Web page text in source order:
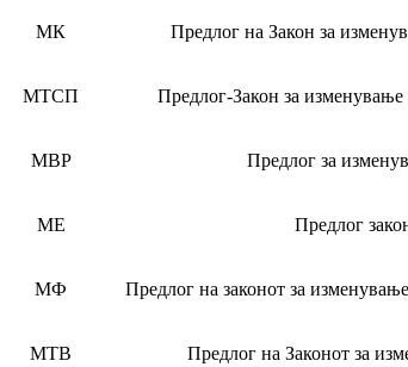
МК Предлог на Закон за
МТСП Предлог-Закон за изменување
МВР Предлог за
МE Предлог
МФ Предлог на законот за
МТВ Предлог на Законот за